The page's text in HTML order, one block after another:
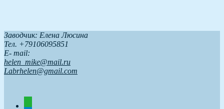
Заводчик: Елена Люсина
Тел. +79106095851
Е- mail:
helen_mike@mail.ru
Labrhelen@gmail.com